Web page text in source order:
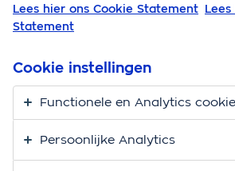
Lees hier ons Cookie Statement
Statement
Cookie instellingen
Functionele en Analytics
Persoonlijke Analytics